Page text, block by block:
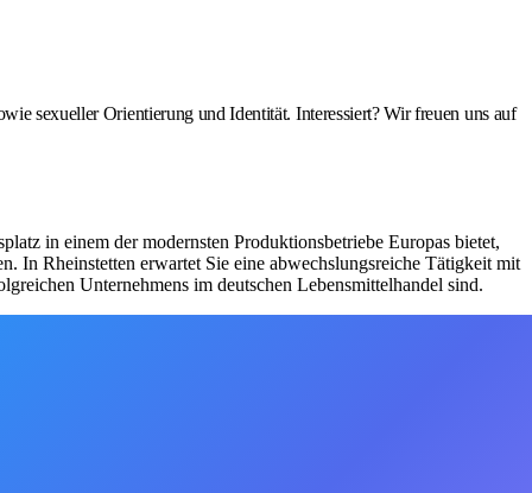
sexueller Orientierung und Identität. Interessiert? Wir freuen uns auf
in einem der modernsten Produktionsbetriebe Europas bietet,
In Rheinstetten erwartet Sie eine abwechslungsreiche Tätigkeit mit
Unternehmens im deutschen Lebensmittelhandel sind.